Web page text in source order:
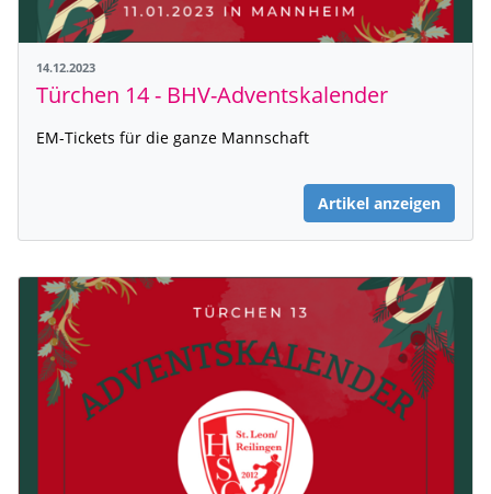
14.12.2023
Türchen 14 - BHV-Adventskalender
EM-Tickets für die ganze Mannschaft
Artikel anzeigen